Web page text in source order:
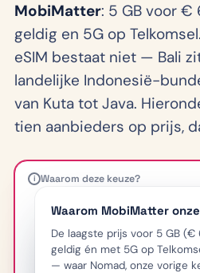
MobiMatter: 5 GB voor €
geldig en 5G op
eSIM bestaat niet — Bali
landelijke Indonesië-
van Kuta tot Java.
tien aanbieders op prijs,
i Waarom deze keuze?
Waarom MobiMatter
De laagste prijs voor 5 GB (€
geldig én met 5G op
— waar Nomad, onze vorige